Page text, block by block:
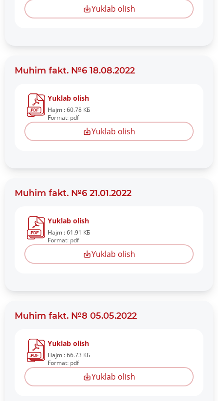
Yuklab olish
Muhim fakt. №6 18.08.2022
Yuklab olish
Hajmi: 60.78 КБ
Format: pdf
Yuklab olish
Muhim fakt. №6 21.01.2022
Yuklab olish
Hajmi: 61.91 КБ
Format: pdf
Yuklab olish
Muhim fakt. №8 05.05.2022
Yuklab olish
Hajmi: 66.73 КБ
Format: pdf
Yuklab olish